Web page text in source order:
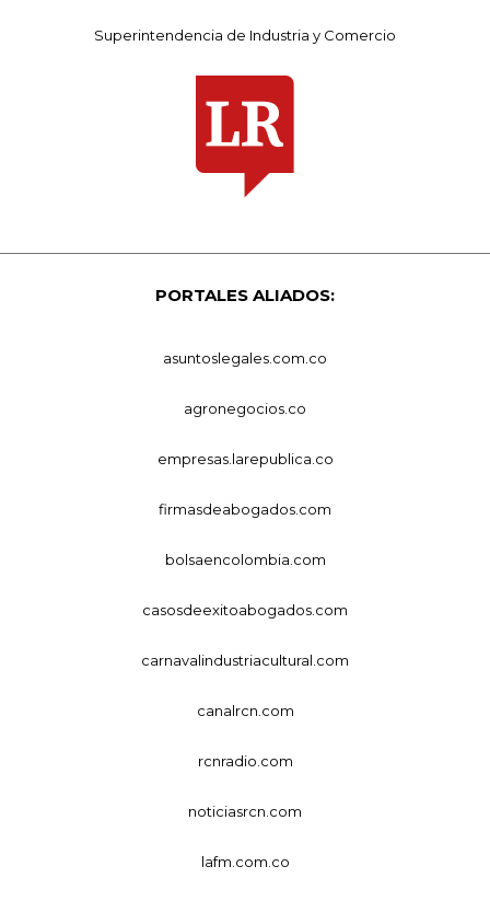
Superintendencia de Industria y Comercio
PORTALES ALIADOS:
asuntoslegales.com.co
agronegocios.co
empresas.larepublica.co
firmasdeabogados.com
bolsaencolombia.com
casosdeexitoabogados.com
carnavalindustriacultural.com
canalrcn.com
rcnradio.com
noticiasrcn.com
lafm.com.co